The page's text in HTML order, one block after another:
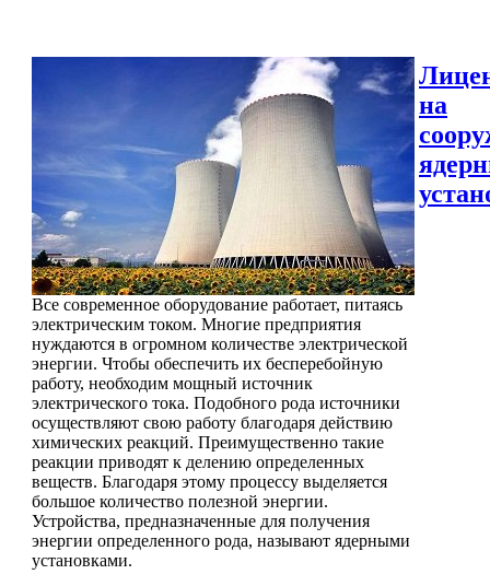
Все современное оборудование работает, питаясь
электрическим током. Многие предприятия
нуждаются в огромном количестве электрической
энергии. Чтобы обеспечить их бесперебойную
работу, необходим мощный источник
электрического тока. Подобного рода источники
осуществляют свою работу благодаря действию
химических реакций. Преимущественно такие
реакции приводят к делению определенных
веществ. Благодаря этому процессу выделяется
большое количество полезной энергии.
Устройства, предназначенные для получения
энергии определенного рода, называют ядерными
установками.
на